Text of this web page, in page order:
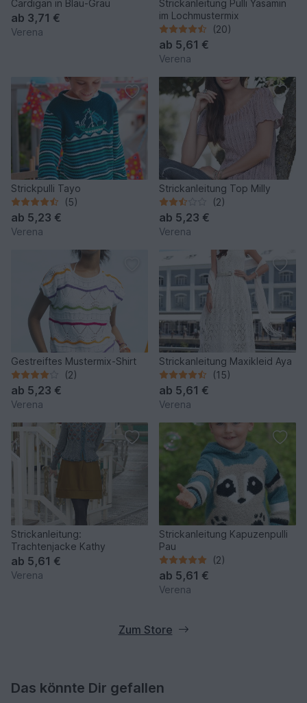
Cardigan in Blau-Grau
ab 3,71 €
Verena
Strickanleitung Pulli Yasamin
im Lochmustermix
(20)
ab 5,61 €
Verena
Strickpulli Tayo
(5)
ab 5,23 €
Verena
Strickanleitung Top Milly
(2)
ab 5,23 €
Verena
Gestreiftes Mustermix-Shirt
(2)
ab 5,23 €
Verena
Strickanleitung Maxikleid Aya
(15)
ab 5,61 €
Verena
Strickanleitung:
Trachtenjacke Kathy
ab 5,61 €
Verena
Strickanleitung Kapuzenpulli
Pau
(2)
ab 5,61 €
Verena
Zum Store
Das könnte Dir gefallen